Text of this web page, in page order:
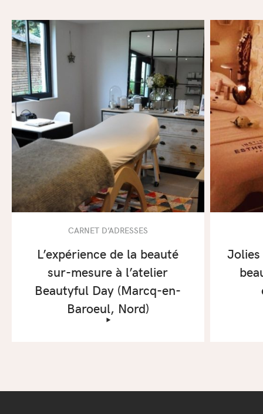
CARNET D’ADRESSES
L’expérience de la beauté
sur-mesure à l’atelier
Beautyful Day (Marcq-en-
Baroeul, Nord)
‣